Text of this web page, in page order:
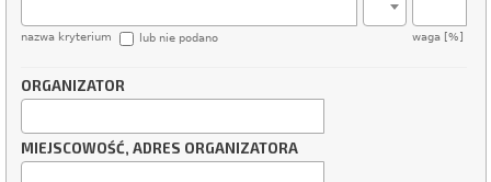
nazwa kryterium waga [%]
lub nie podano
ORGANIZATOR
MIEJSCOWOŚĆ, ADRES ORGANIZATORA